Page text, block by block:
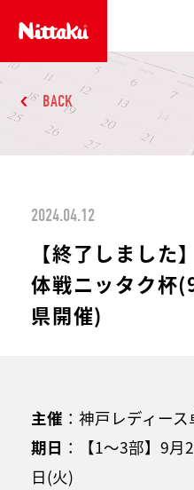
BACK
2024.04.12
【終了しまし
体戦ニッタク杯
県開催)
主催 ：神戸レディー
期日 ：【1～3部】9
日(火)